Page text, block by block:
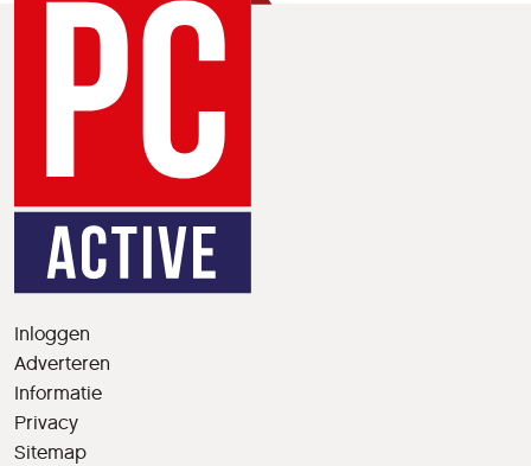
Inloggen
Adverteren
Informatie
Privacy
Sitemap